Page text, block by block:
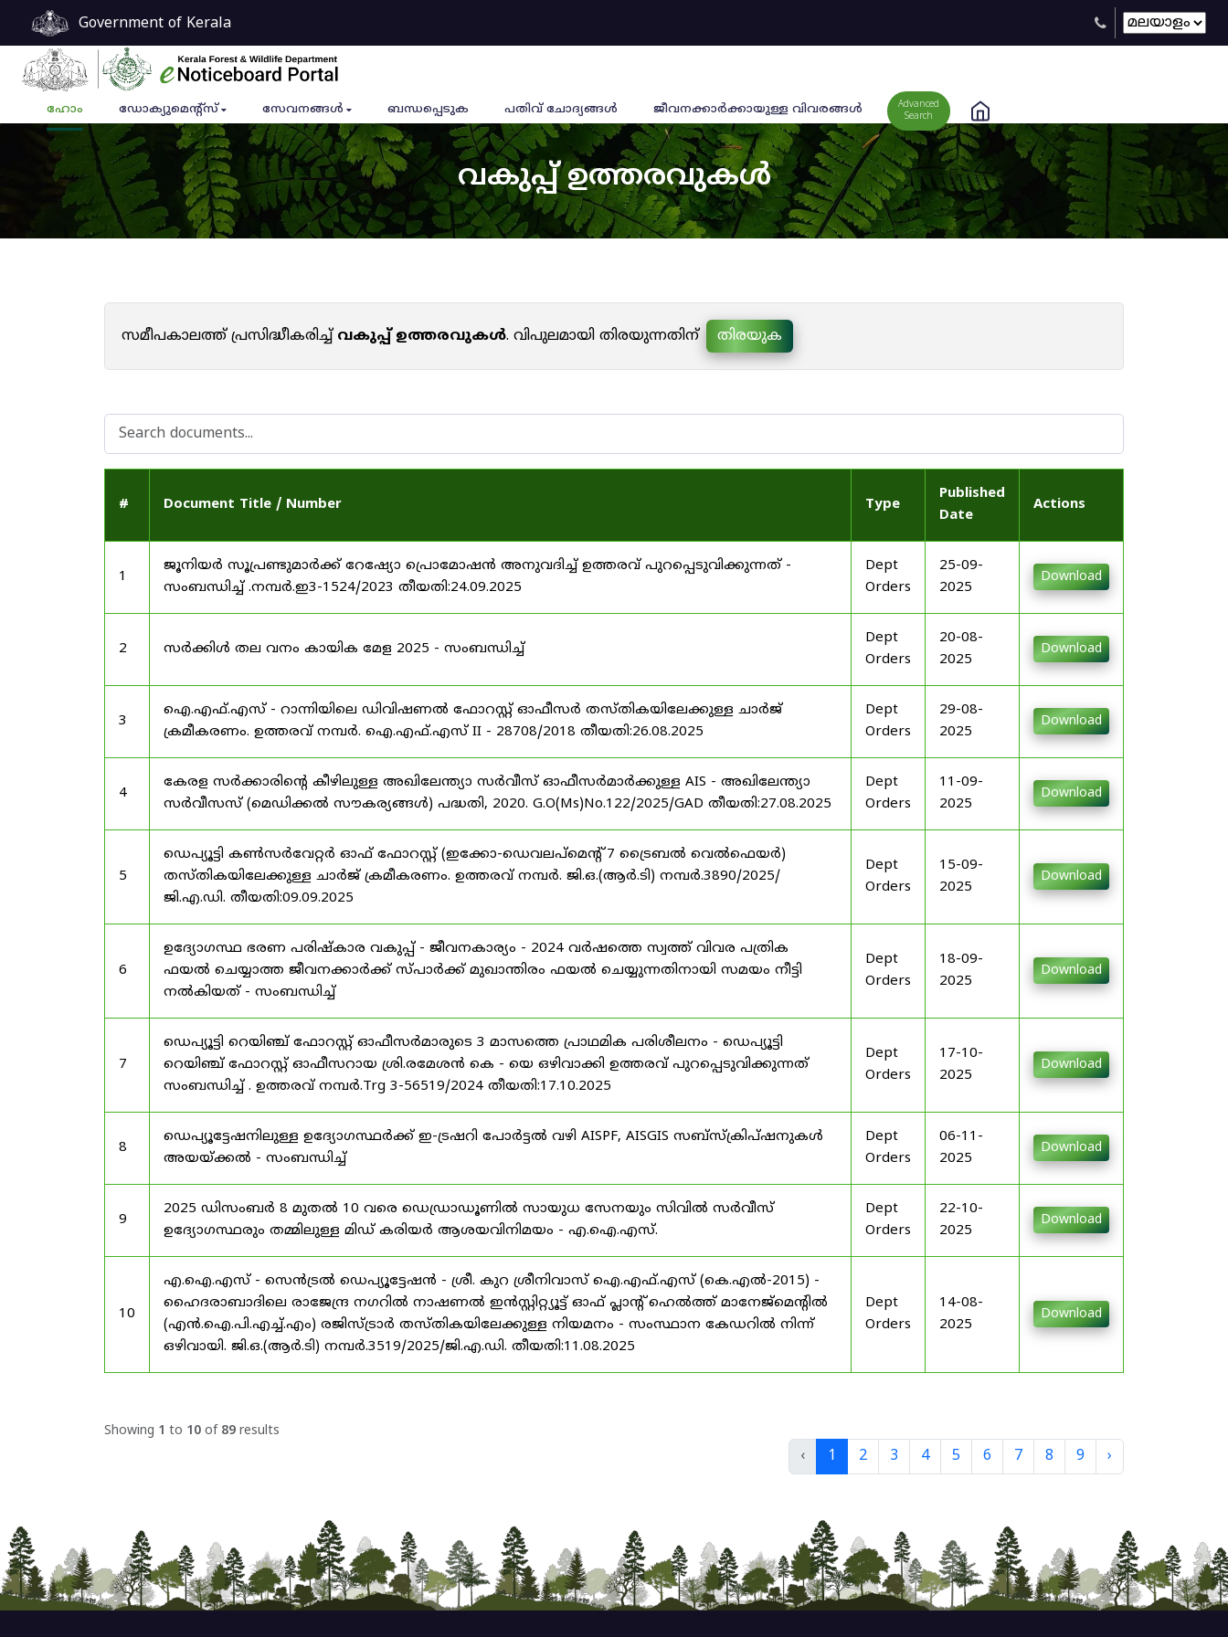
Government of Kerala
ഹോം ഡോക്യുമെൻ്റ്സ് സേവനങ്ങൾ ബന്ധപ്പെടുക പതിവ് ചോദ്യങ്ങൾ ജീവനക്കാര്‍ക്കായുള്ള വിവരങ്ങള്‍
Advanced
Search
വകുപ്പ് ഉത്തരവുകൾ
സമീപകാലത്ത് പ്രസിദ്ധീകരിച്ച്വകുപ്പ് ഉത്തരവുകൾ. വിപുലമായി തിരയുന്നതിന് തിരയുക
# Document Title / Number Type
Published
Date
Actions
1
ജൂനിയർ സൂപ്രണ്ടുമാർക്ക് റേഷ്യോ പ്രൊമോഷൻ അനുവദിച്ച് ഉത്തരവ് പുറപ്പെടുവിക്കുന്നത് -
സംബന്ധിച്ച് .നമ്പർ.ഇ3-1524/2023 തീയതി:24.09.2025
Dept
Orders
25-09-
2025
Download
2 സർക്കിൾ തല വനം കായിക മേള 2025 - സംബന്ധിച്ച്
Dept
Orders
20-08-
2025
Download
3
ഐ.എഫ്.എസ് - റാന്നിയിലെ ഡിവിഷണൽ ഫോറസ്റ്റ് ഓഫീസർ തസ്തികയിലേക്കുള്ള ചാർജ്
ക്രമീകരണം. ഉത്തരവ് നമ്പർ. ഐ.എഫ്.എസ് II - 28708/2018 തീയതി:26.08.2025
Dept
Orders
29-08-
2025
Download
4
കേരള സർക്കാരിന്റെ കീഴിലുള്ള അഖിലേന്ത്യാ സർവീസ് ഓഫീസർമാർക്കുള്ള AIS - അഖിലേന്ത്യാ
സർവീസസ് (മെഡിക്കൽ സൗകര്യങ്ങൾ) പദ്ധതി, 2020. G.O(Ms)No.122/2025/GAD തീയതി:27.08.2025
Dept
Orders
11-09-
2025
Download
5
ഡെപ്യൂട്ടി കൺസർവേറ്റർ ഓഫ് ഫോറസ്റ്റ് (ഇക്കോ-ഡെവലപ്മെന്റ് 7 ട്രൈബൽ വെൽഫെയർ)
തസ്തികയിലേക്കുള്ള ചാർജ് ക്രമീകരണം. ഉത്തരവ് നമ്പർ. ജി.ഒ.(ആർ.ടി) നമ്പർ.3890/2025/
ജി.എ.ഡി. തീയതി:09.09.2025
Dept
Orders
15-09-
2025
Download
6
ഉദ്യോഗസ്ഥ ഭരണ പരിഷ്കാര വകുപ്പ് - ജീവനകാര്യം - 2024 വർഷത്തെ സ്വത്ത് വിവര പത്രിക
ഫയൽ ചെയ്യാത്ത ജീവനക്കാർക്ക് സ്പാർക്ക് മുഖാന്തിരം ഫയൽ ചെയ്യുന്നതിനായി സമയം നീട്ടി
നൽകിയത് - സംബന്ധിച്ച്
Dept
Orders
18-09-
2025
Download
7
ഡെപ്യൂട്ടി റെയിഞ്ച് ഫോറസ്റ്റ് ഓഫീസർമാരുടെ 3 മാസത്തെ പ്രാഥമിക പരിശീലനം - ഡെപ്യൂട്ടി
റെയിഞ്ച് ഫോറസ്റ്റ് ഓഫീസറായ ശ്രി.രമേശൻ കെ - യെ ഒഴിവാക്കി ഉത്തരവ് പുറപ്പെടുവിക്കുന്നത്
സംബന്ധിച്ച് . ഉത്തരവ് നമ്പർ.Trg 3-56519/2024 തീയതി:17.10.2025
Dept
Orders
17-10-
2025
Download
8
ഡെപ്യൂട്ടേഷനിലുള്ള ഉദ്യോഗസ്ഥർക്ക് ഇ-ട്രഷറി പോർട്ടൽ വഴി AISPF, AISGIS സബ്‌സ്‌ക്രിപ്‌ഷനുകൾ
അയയ്ക്കൽ - സംബന്ധിച്ച്
Dept
Orders
06-11-
2025
Download
9
2025 ഡിസംബർ 8 മുതൽ 10 വരെ ഡെഡ്രാഡൂണിൽ സായുധ സേനയും സിവിൽ സർവീസ്
ഉദ്യോഗസ്ഥരും തമ്മിലുള്ള മിഡ് കരിയർ ആശയവിനിമയം - എ.ഐ.എസ്.
Dept
Orders
22-10-
2025
Download
10
എ.ഐ.എസ് - സെൻട്രൽ ഡെപ്യൂട്ടേഷൻ - ശ്രീ. കുറ ശ്രീനിവാസ് ഐ.എഫ്.എസ് (കെ.എൽ-2015) -
ഹൈദരാബാദിലെ രാജേന്ദ്ര നഗറിൽ നാഷണൽ ഇൻസ്റ്റിറ്റ്യൂട്ട് ഓഫ് പ്ലാന്റ് ഹെൽത്ത് മാനേജ്‌മെന്റിൽ
(എൻ.ഐ.പി.എച്ച്.എം) രജിസ്ട്രാർ തസ്തികയിലേക്കുള്ള നിയമനം - സംസ്ഥാന കേഡറിൽ നിന്ന്
ഒഴിവായി. ജി.ഒ.(ആർ.ടി) നമ്പർ.3519/2025/ജി.എ.ഡി. തീയതി:11.08.2025
Dept
Orders
14-08-
2025
Download
Showing 1 to 10 of 89 results
‹ 1 2 3 4 5 6 7 8 9 ›